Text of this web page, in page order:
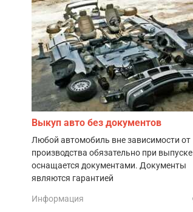
Выкуп авто без документов
Любой автомобиль вне зависимости от
производства обязательно при выпуске
оснащается документами. Документы
являются гарантией
Информация